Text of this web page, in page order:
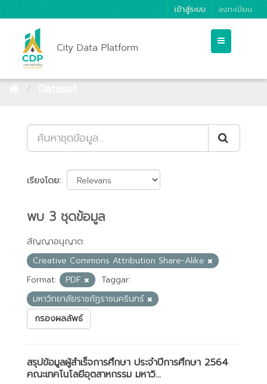
เข้าสู่ระบบ ลงทะเบียน
City Data Platform
เรียงโดย
พบ 3 ชุดข้อมูล
สัญญาอนุญาต:
Creative Commons Attribution Share-Alike
Format:
PDF
Taggar:
มหาวิทยาลัยราชภัฏราชนครินทร์
กรองผลลัพธ์
สรุปข้อมูลผู้สำเร็จการศึกษา ประจำปีการศึกษา 2564
คณะเทคโนโลยีอุตสาหกรรม มหาวิ...